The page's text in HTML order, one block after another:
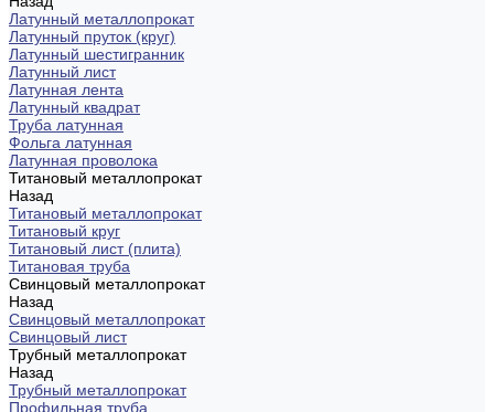
Латунный металлопрокат
Латунный пруток (круг)
Латунный шестигранник
Латунный лист
Латунная лента
Латунный квадрат
Труба латунная
Фольга латунная
Латунная проволока
Титановый металлопрокат
Назад
Титановый металлопрокат
Титановый круг
Титановый лист (плита)
Титановая труба
Свинцовый металлопрокат
Назад
Свинцовый металлопрокат
Свинцовый лист
Трубный металлопрокат
Назад
Трубный металлопрокат
Профильная труба